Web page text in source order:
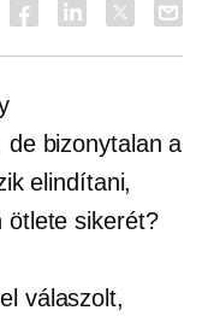
de bizonytalan a
elindítani,
ötlete sikerét?
válaszolt,